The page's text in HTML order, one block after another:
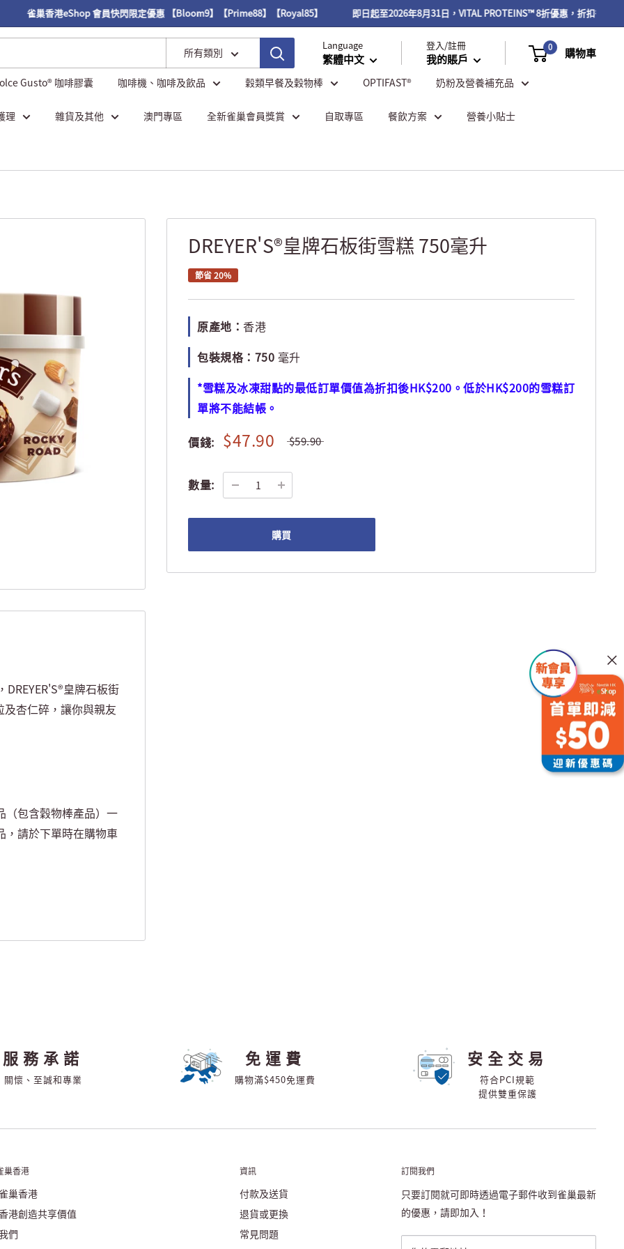
雀巢香港eShop 會員快閃限定優惠 【Bloom9】【Prime88】【Royal85】 即日起至2026年8月31日，VITAL PROTEINS™ 8折優惠，折扣後滿$500
所有類別
Language
繁體中文
登入/註冊
我的賬戶
0 購物車
Gusto® 咖啡膠囊 咖啡機、咖啡及飲品 穀類早餐及穀物棒 OPTIFAST® 奶粉及營養補充品
理 雜貨及其他 澳門專區 全新雀巢會員獎賞 自取專區 餐飲方案 營養小貼士
DREYER'S®皇牌石板街雪糕 750毫升
節省 20%
原產地： 香港
包裝規格：750 毫升
*雪糕及冰凍甜點的最低訂單價值為折扣後HK$200。低於HK$200的雪糕訂
單將不能結帳。
價錢: $47.90 $59.90
數量:
購買
DREYER'S®皇牌石板街
杏仁碎，讓你與親友
（包含穀物棒產品）一
，請於下單時在購物車
服務承諾
關懷、至誠和專業
免運費
購物滿$450免運費
安全交易
符合PCI規範
提供雙重保護
巢香港
巢香港
港創造共享價值
們
資訊
付款及送貨
退貨或更換
常見問題
訂閱我們
只要訂閱就可即時透過電子郵件收到雀巢最新
的優惠，請即加入！